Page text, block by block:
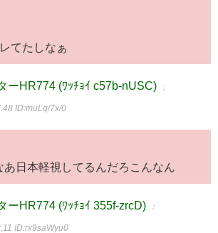
てたしなぁ
ーHR774 (ﾜｯﾁｮｲ c57b-nUSC) ：
ID:muLq/7x/0
あ日本軽視してるんだろこんなん
ーHR774 (ﾜｯﾁｮｲ 355f-zrcD) ：
ID:rx9saWyu0